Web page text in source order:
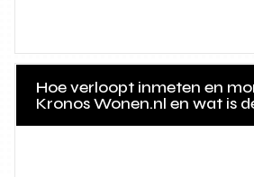
Hoe verloopt inmeten en
Kronos Wonen.nl en wat is